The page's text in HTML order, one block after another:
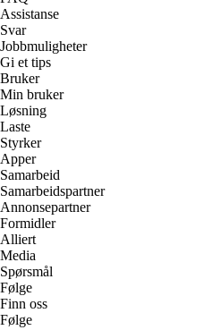
Assistanse
Svar
Jobbmuligheter
Gi et tips
Bruker
Min bruker
Løsning
Laste
Styrker
Apper
Samarbeid
Samarbeidspartner
Annonsepartner
Formidler
Alliert
Media
Spørsmål
Følge
Finn oss
Følge